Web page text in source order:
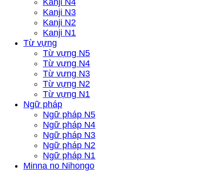
Kanji N4
Kanji N3
Kanji N2
Kanji N1
Từ vựng
Từ vựng N5
Từ vựng N4
Từ vựng N3
Từ vựng N2
Từ vựng N1
Ngữ pháp
Ngữ pháp N5
Ngữ pháp N4
Ngữ pháp N3
Ngữ pháp N2
Ngữ pháp N1
Minna no Nihongo